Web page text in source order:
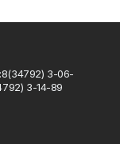
3-06-
3-14-89